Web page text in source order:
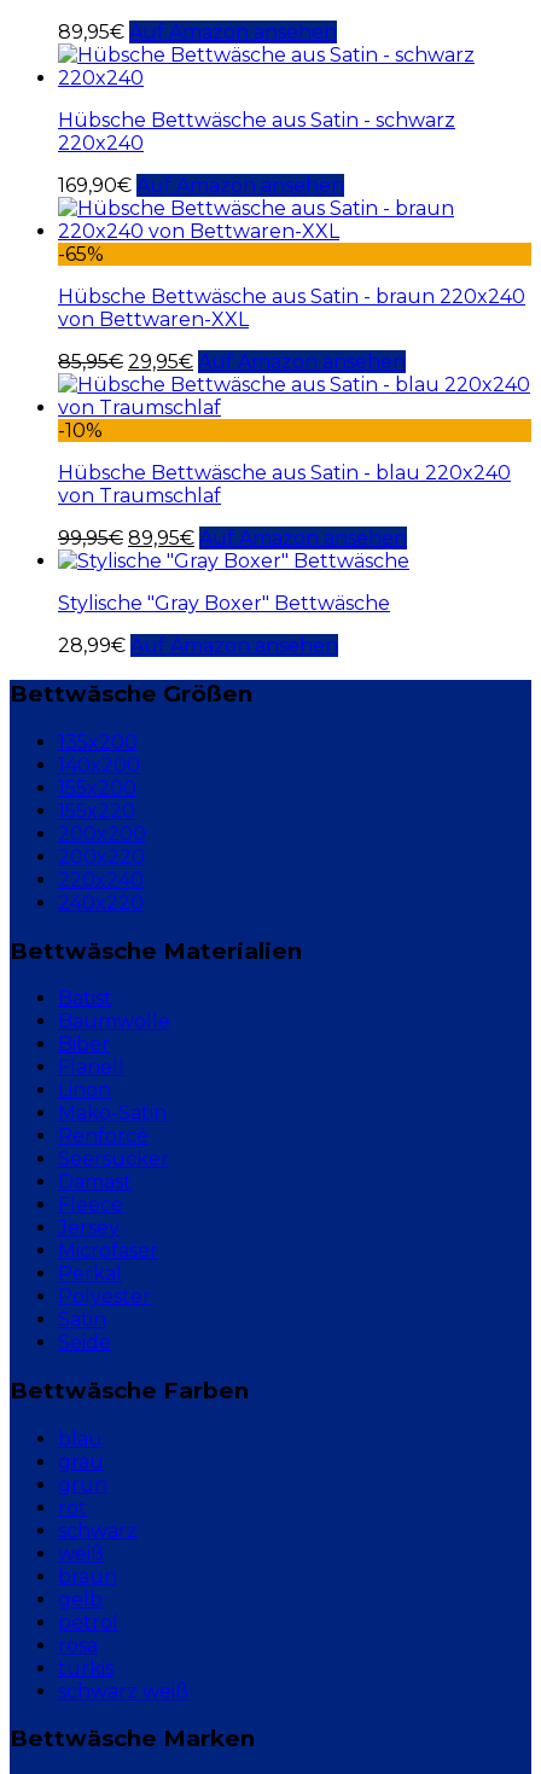
89,95€ Auf Amazon ansehen
Hübsche Bettwäsche aus Satin - schwarz
220x240
169,90€ Auf Amazon ansehen
-65%
Hübsche Bettwäsche aus Satin - braun 220x240
von Bettwaren-XXL
85,95€ 29,95€ Auf Amazon ansehen
-10%
Hübsche Bettwäsche aus Satin - blau 220x240
von Traumschlaf
99,95€ 89,95€ Auf Amazon ansehen
Stylische "Gray Boxer" Bettwäsche
28,99€ Auf Amazon ansehen
Bettwäsche Größen
135x200
140x200
155x200
155x220
200x200
200x220
220x240
240x220
Bettwäsche Materialien
Batist
Baumwolle
Biber
Flanell
Linon
Mako-Satin
Renforcé
Seersucker
Damast
Fleece
Jersey
Microfaser
Perkal
Polyester
Satin
Seide
Bettwäsche Farben
blau
grau
grün
rot
schwarz
weiß
braun
gelb
petrol
rosa
türkis
schwarz weiß
Bettwäsche Marken